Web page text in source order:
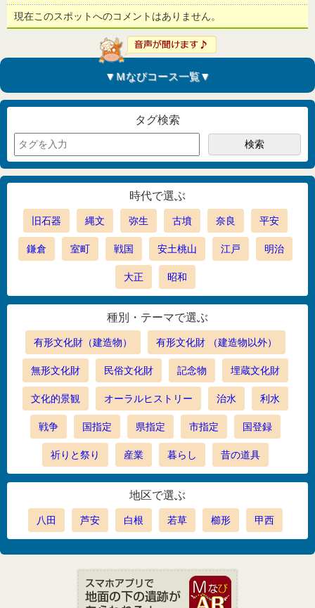
現在このスポットへのコメントはありません。
▼Ｍなびコース一覧▼
タグ検索
時代で選ぶ
旧石器 縄文 弥生 古墳 奈良 平安
鎌倉 室町 戦国 安土桃山 江戸 明治
大正 昭和
種別・テーマで選ぶ
有形文化財（建造物） 有形文化財 （建造物以外）
無形文化財 民俗文化財 記念物 埋蔵文化財
文化的景観 オーラルヒストリー 治水 利水
戦争 国指定 県指定 市指定 国登録
祈りと祭り 産業 暮らし 昔の道具
地区で選ぶ
八田 芦安 白根 若草 櫛形 甲西